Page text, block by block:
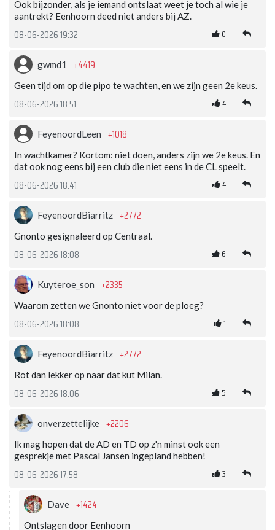
Ook bijzonder, als je iemand ontslaat weet je toch al wie je
aantrekt? Eenhoorn deed niet anders bij AZ.
08-06-2026 19:32 0
gwmd1 +4419
Geen tijd om op die pipo te wachten, en we zijn geen 2e keus.
08-06-2026 18:51 4
FeyenoordLeen +1018
In wachtkamer? Kortom: niet doen, anders zijn we 2e keus. En
dat ook nog eens bij een club die niet eens in de CL speelt.
08-06-2026 18:41 4
FeyenoordBiarritz +2772
Gnonto gesignaleerd op Centraal.
08-06-2026 18:08 6
Kuyteroe_son +2335
Waarom zetten we Gnonto niet voor de ploeg?
08-06-2026 18:08 1
FeyenoordBiarritz +2772
Rot dan lekker op naar dat kut Milan.
08-06-2026 18:06 5
onverzettelijke +2206
Ik mag hopen dat de AD en TD op z'n minst ook een
gesprekje met Pascal Jansen ingepland hebben!
08-06-2026 17:58 3
Dave +1424
Ontslagen door Eenhoorn